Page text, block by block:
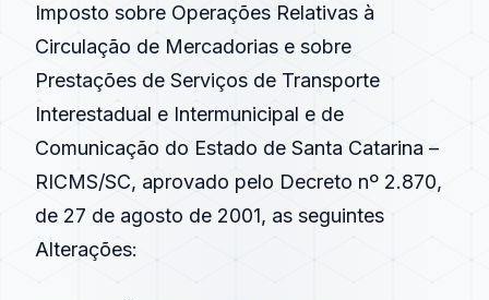
Imposto sobre Operações Relativas à
Circulação de Mercadorias e sobre
Prestações de Serviços de Transporte
Interestadual e Intermunicipal e de
Comunicação do Estado de Santa Catarina –
RICMS/SC, aprovado pelo Decreto nº 2.870,
de 27 de agosto de 2001, as seguintes
Alterações: